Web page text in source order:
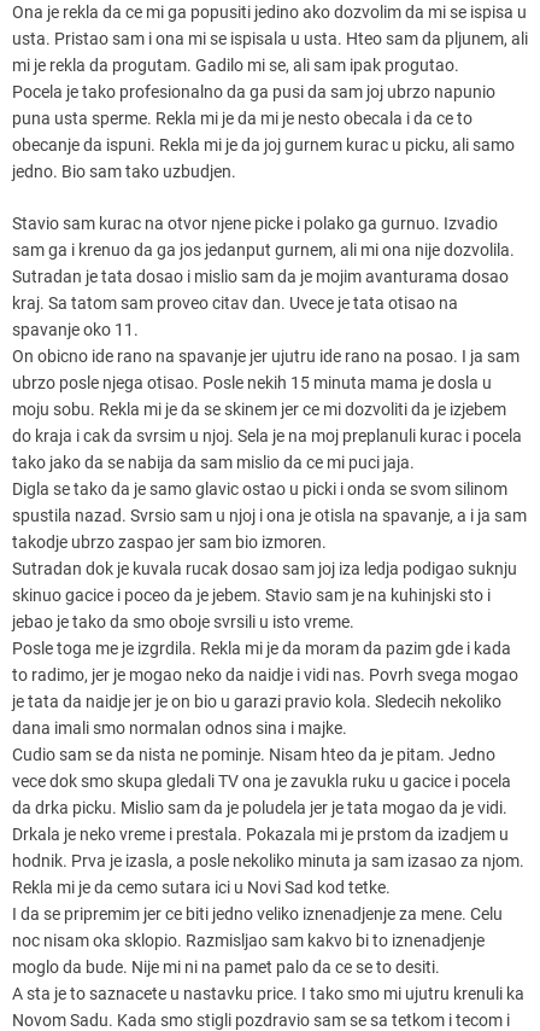
Ona je rekla da ce mi ga popusiti jedino ako dozvolim da mi se ispisa u
usta. Pristao sam i ona mi se ispisala u usta. Hteo sam da pljunem, ali
mi je rekla da progutam. Gadilo mi se, ali sam ipak progutao.
Pocela je tako profesionalno da ga pusi da sam joj ubrzo napunio
puna usta sperme. Rekla mi je da mi je nesto obecala i da ce to
obecanje da ispuni. Rekla mi je da joj gurnem kurac u picku, ali samo
jedno. Bio sam tako uzbudjen.
Stavio sam kurac na otvor njene picke i polako ga gurnuo. Izvadio
sam ga i krenuo da ga jos jedanput gurnem, ali mi ona nije dozvolila.
Sutradan je tata dosao i mislio sam da je mojim avanturama dosao
kraj. Sa tatom sam proveo citav dan. Uvece je tata otisao na
spavanje oko 11.
On obicno ide rano na spavanje jer ujutru ide rano na posao. I ja sam
ubrzo posle njega otisao. Posle nekih 15 minuta mama je dosla u
moju sobu. Rekla mi je da se skinem jer ce mi dozvoliti da je izjebem
do kraja i cak da svrsim u njoj. Sela je na moj preplanuli kurac i pocela
tako jako da se nabija da sam mislio da ce mi puci jaja.
Digla se tako da je samo glavic ostao u picki i onda se svom silinom
spustila nazad. Svrsio sam u njoj i ona je otisla na spavanje, a i ja sam
takodje ubrzo zaspao jer sam bio izmoren.
Sutradan dok je kuvala rucak dosao sam joj iza ledja podigao suknju
skinuo gacice i poceo da je jebem. Stavio sam je na kuhinjski sto i
jebao je tako da smo oboje svrsili u isto vreme.
Posle toga me je izgrdila. Rekla mi je da moram da pazim gde i kada
to radimo, jer je mogao neko da naidje i vidi nas. Povrh svega mogao
je tata da naidje jer je on bio u garazi pravio kola. Sledecih nekoliko
dana imali smo normalan odnos sina i majke.
Cudio sam se da nista ne pominje. Nisam hteo da je pitam. Jedno
vece dok smo skupa gledali TV ona je zavukla ruku u gacice i pocela
da drka picku. Mislio sam da je poludela jer je tata mogao da je vidi.
Drkala je neko vreme i prestala. Pokazala mi je prstom da izadjem u
hodnik. Prva je izasla, a posle nekoliko minuta ja sam izasao za njom.
Rekla mi je da cemo sutara ici u Novi Sad kod tetke.
I da se pripremim jer ce biti jedno veliko iznenadjenje za mene. Celu
noc nisam oka sklopio. Razmisljao sam kakvo bi to iznenadjenje
moglo da bude. Nije mi ni na pamet palo da ce se to desiti.
A sta je to saznacete u nastavku price. I tako smo mi ujutru krenuli ka
Novom Sadu. Kada smo stigli pozdravio sam se sa tetkom i tecom i